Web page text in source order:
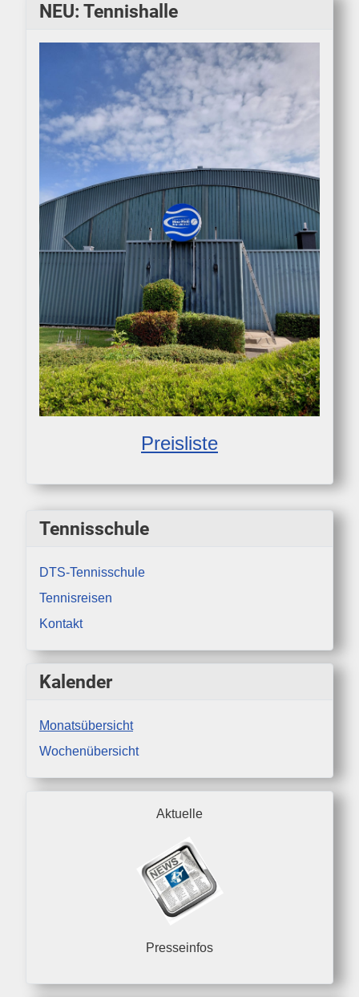
Tennisschule
DTS-Tennisschule
Tennisreisen
Kontakt
Kalender
Monatsübersicht
Wochenübersicht
Aktuelle
Presseinfos
NEU: Tennishalle
Preisliste